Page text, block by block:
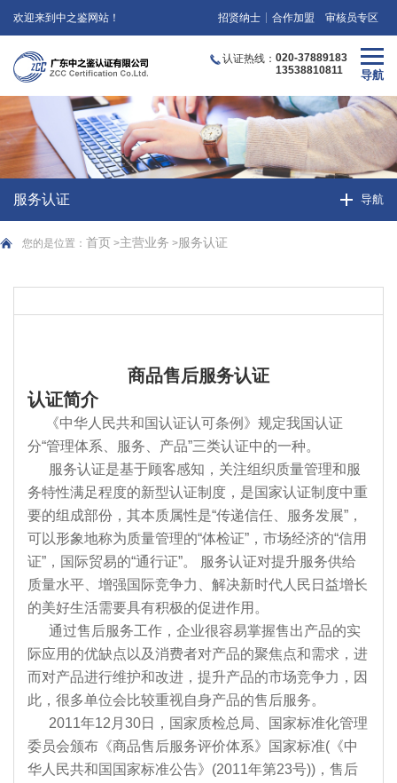
欢迎来到中之鉴网站！ 招贤纳士 合作加盟 审核员专区
认证热线： 020-37889183
13538810811
服务认证
您的是位置： 首页 >主营业务 >服务认证
商品售后服务认证
认证简介
《中华人民共和国认证认可条例》规定我国认证
分“管理体系、服务、产品”三类认证中的一种。
服务认证是基于顾客感知，关注组织质量管理和服
务特性满足程度的新型认证制度，是国家认证制度中重
要的组成部份，其本质属性是“传递信任、服务发展”，
可以形象地称为质量管理的“体检证”，市场经济的“信用
证”，国际贸易的“通行证”。 服务认证对提升服务供给
质量水平、增强国际竞争力、解决新时代人民日益增长
的美好生活需要具有积极的促进作用。
通过售后服务工作，企业很容易掌握售出产品的实
际应用的优缺点以及消费者对产品的聚焦点和需求，进
而对产品进行维护和改进，提升产品的市场竞争力，因
此，很多单位会比较重视自身产品的售后服务。
2011年12月30日，国家质检总局、国家标准化管理
委员会颁布《商品售后服务评价体系》国家标准(《中
华人民共和国国家标准公告》(2011年第23号))，售后